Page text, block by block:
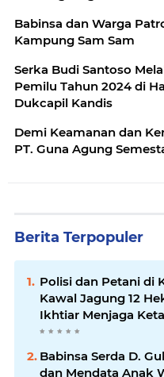
Babinsa dan Warga
Kampung Sam Sam
Serka Budi Santoso
Pemilu Tahun 2024 di
Dukcapil Kandis
‎Demi Keamanan dan
PT. Guna Agung
Berita Terpopuler
Polisi dan Petani di
Kawal Jagung 12
Ikhtiar Menjaga
Pangan
Babinsa Serda D.
dan Mendata Anak